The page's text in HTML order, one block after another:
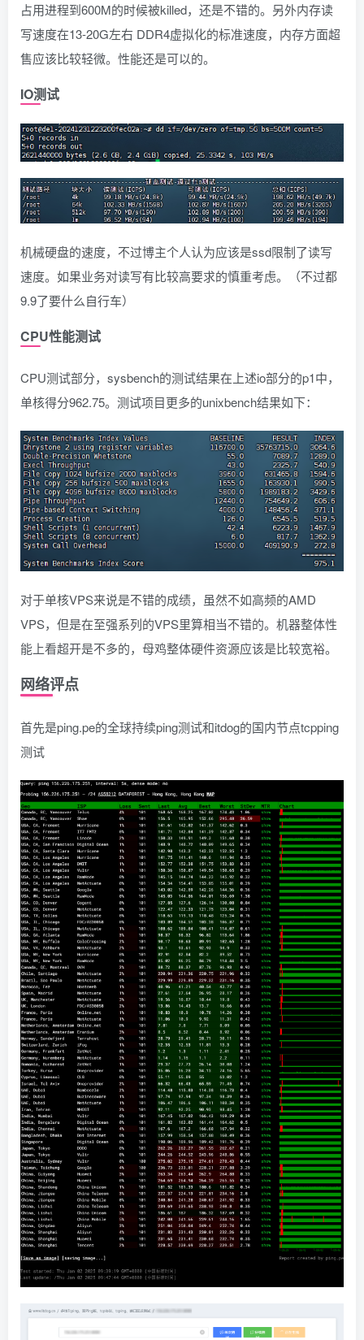
占用进程到600M的时候被killed，还是不错的。另外内存读
写速度在13-20G左右 DDR4虚拟化的标准速度，内存方面超
售应该比较轻微。性能还是可以的。
IO测试
机械硬盘的速度，不过博主个人认为应该是ssd限制了读写
速度。如果业务对读写有比较高要求的慎重考虑。（不过都
9.9了要什么自行车）
CPU性能测试
CPU测试部分，sysbench的测试结果在上述io部分的p1中，
单核得分962.75。测试项目更多的unixbench结果如下：
对于单核VPS来说是不错的成绩，虽然不如高频的AMD
VPS，但是在至强系列的VPS里算相当不错的。机器整体性
能上看超开是不多的，母鸡整体硬件资源应该是比较宽裕。
网络评点
首先是ping.pe的全球持续ping测试和itdog的国内节点tcpping
测试